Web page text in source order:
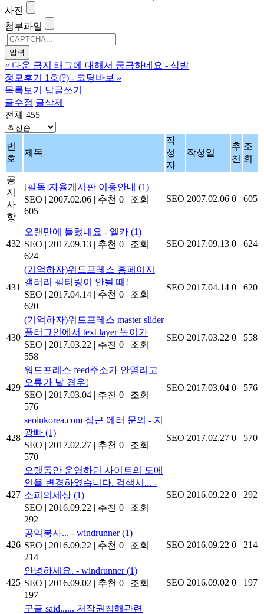
사진
첨부파일
« 다운 금지 태그에 대해서 궁금하네요 - 삭발
정모후기 1호(?) - 코딩바보 »
목록보기
답글쓰기
글수정 글삭제
전체 455
번
호
제목
작
성
자
작성일
추
천
조
회
공
지
사
항
[필독]자율게시판 이용안내 (1)
SEO | 2007.02.06 | 추천 0 | 조회
605
SEO 2007.02.06 0 605
432
오랜만에 들렀네요 - 엘카 (1)
SEO | 2017.09.13 | 추천 0 | 조회
624
SEO 2017.09.13 0 624
431
(기억하자)워드프레스 홈페이지
갤러리 필터링이 안될 때!
SEO | 2017.04.14 | 추천 0 | 조회
620
SEO 2017.04.14 0 620
430
(기억하자)워드프레스 master slider
플러그인에서 text layer 높이가
SEO | 2017.03.22 | 추천 0 | 조회
558
SEO 2017.03.22 0 558
429
워드프레스 feed주소가 안열리고
오류가 날 경우!
SEO | 2017.03.04 | 추천 0 | 조회
576
SEO 2017.03.04 0 576
428
seoinkorea.com 접근 에러 문의 - 지
광빠 (1)
SEO | 2017.02.27 | 추천 0 | 조회
570
SEO 2017.02.27 0 570
427
오랬동안 운영하던 사이트의 도메
인을 변경하였습니다. 검색시... -
소피의세상 (1)
SEO | 2016.09.22 | 추천 0 | 조회
292
SEO 2016.09.22 0 292
426
공익봉사... - windrunner(1)
SEO | 2016.09.22 | 추천 0 | 조회
214
SEO 2016.09.22 0 214
425
안녕하세요. - windrunner(1)
SEO | 2016.09.02 | 추천 0 | 조회
197
SEO 2016.09.02 0 197
구글 said...... 저작권침해관련